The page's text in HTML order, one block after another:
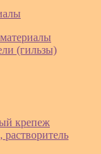
(гильзы)
крепеж